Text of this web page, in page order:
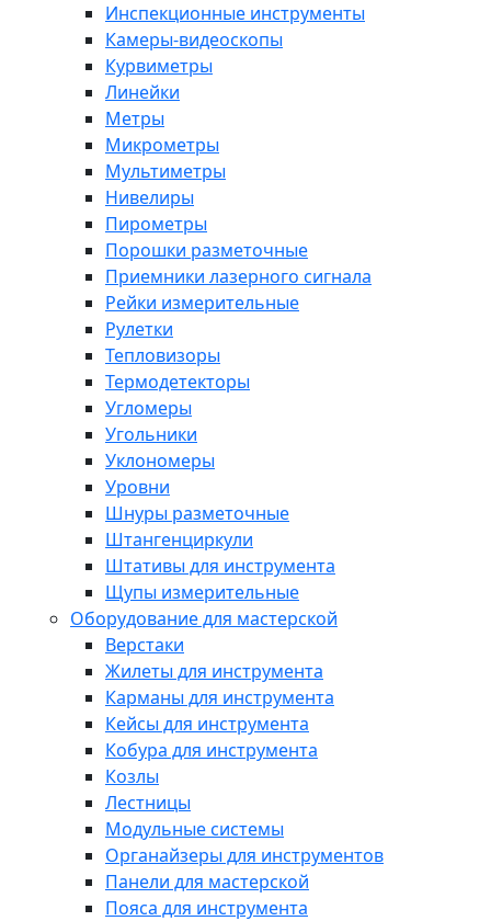
Инспекционные инструменты
Камеры-видеоскопы
Курвиметры
Линейки
Метры
Микрометры
Мультиметры
Нивелиры
Пирометры
Порошки разметочные
Приемники лазерного сигнала
Рейки измерительные
Рулетки
Тепловизоры
Термодетекторы
Угломеры
Угольники
Уклономеры
Уровни
Шнуры разметочные
Штангенциркули
Штативы для инструмента
Щупы измерительные
Оборудование для мастерской
Верстаки
Жилеты для инструмента
Карманы для инструмента
Кейсы для инструмента
Кобура для инструмента
Козлы
Лестницы
Модульные системы
Органайзеры для инструментов
Панели для мастерской
Пояса для инструмента